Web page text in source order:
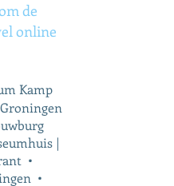
de
online
Kamp
|
•
•